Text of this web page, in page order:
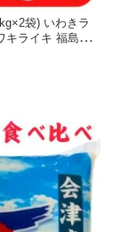
袋) いわきラ
キライキ 福島県
10キロ 送料無